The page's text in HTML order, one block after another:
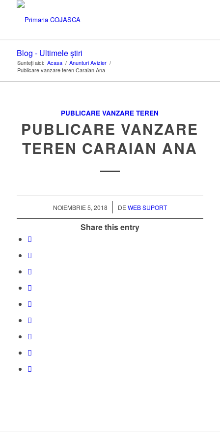
Blog - Ultimele știri
Sunteți aici: Acasa / Anunturi Avizier /
Publicare vanzare teren Caraian Ana
PUBLICARE VANZARE TEREN
PUBLICARE VANZARE
TEREN CARAIAN ANA
NOIEMBRIE 5, 2018
/ DEWEB SUPORT
Share this entry